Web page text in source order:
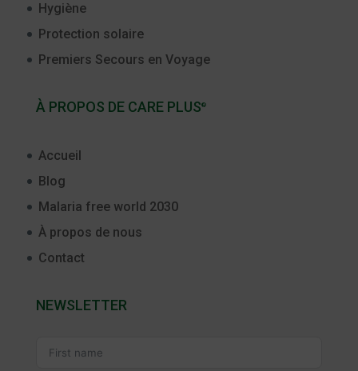
Hygiène
Protection solaire
Premiers Secours en Voyage
À PROPOS DE CARE PLUS®
Accueil
Blog
Malaria free world 2030
À propos de nous
Contact
NEWSLETTER